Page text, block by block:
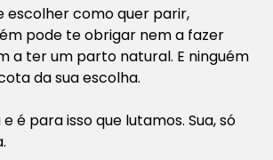
escolher como quer parir,
pode te obrigar nem a fazer
a ter um parto natural. E ninguém
da sua escolha.
é para isso que lutamos. Sua, só